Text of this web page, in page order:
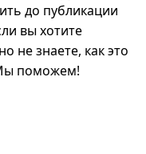
до публикации
вы хотите
не знаете, как это
поможем!